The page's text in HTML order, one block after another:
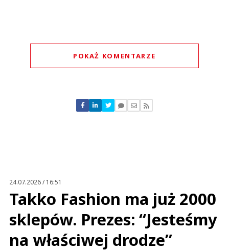
POKAŻ KOMENTARZE
Nie znaleziono komentarzy
Zostaw swoje komentarze
24.07.2026 / 16:51
Takko Fashion ma już 2000
sklepów. Prezes: “Jesteśmy
na właściwej drodze”